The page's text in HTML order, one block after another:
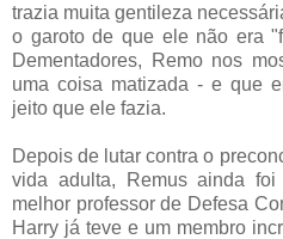
trazia muita gentileza
o garoto de que ele não era
Dementadores, Remo nos
uma coisa matizada - e que
jeito que ele fazia.
Depois de lutar contra o
vida adulta, Remus ainda
melhor professor de Defesa
Harry já teve e um membro